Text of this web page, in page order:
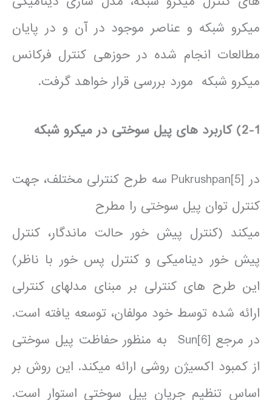
میکرو شبکه و عناصر موجود در آن و در پایان
مطالعات انجام شده در حوزه­ی کنترل فرکانس
میکرو شبکه مورد بررسی قرار خواهد گرفت.
2-1) کاربرد های پیل سوختی در میکرو شبکه
در [5]Pukrushpan سه طرح کنترلی مختلف، جهت
کنترل توان پیل سوختی را مطرح
می­کند (کنترل پیش خور حالت ماندگار، کنترل
پیش خور دینامیکی و کنترل پس خور با ناظر)
این طرح های کنترلی بر مبنای مدل­های کنترلی
ارائه شده توسط خود مولفان، توسعه یافته است.
در مرجع [6]Sun به منظور حفاظت پیل سوختی
از کمبود اکسیژن روشی ارائه می­کند. این روش بر
اساس تنظیم جریان پیل سوختی استوار است.